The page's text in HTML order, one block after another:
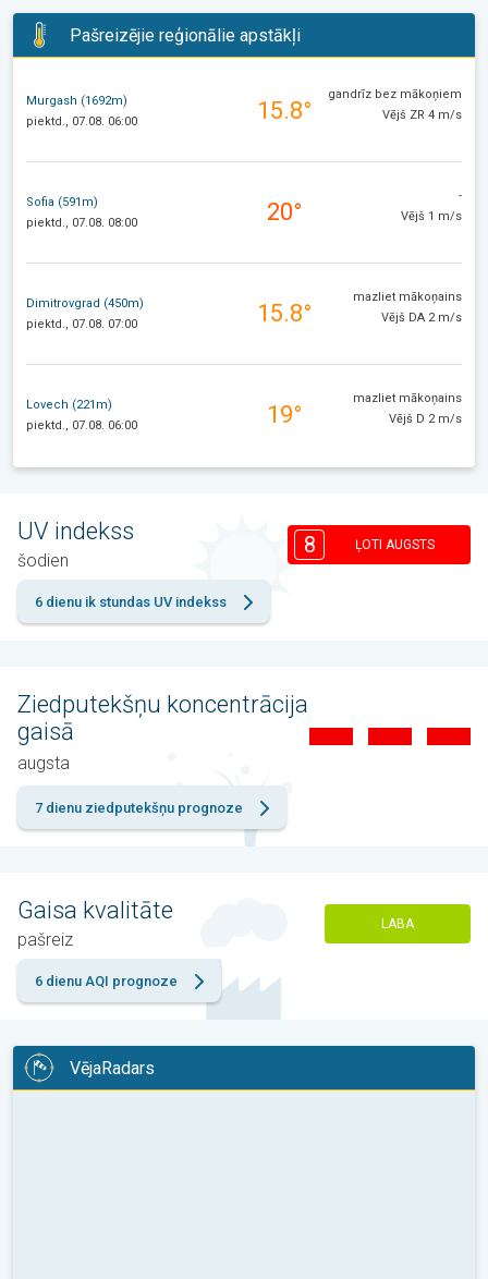
Pašreizējie reģionālie apstākļi
Murgash (1692m)
piektd., 07.08. 06:00
15.8°
gandrīz bez mākoņiem
Vējš ZR 4 m/s
Sofia (591m)
piektd., 07.08. 08:00
20°
-
Vējš 1 m/s
Dimitrovgrad (450m)
piektd., 07.08. 07:00
15.8°
mazliet mākoņains
Vējš DA 2 m/s
Lovech (221m)
piektd., 07.08. 06:00
19°
mazliet mākoņains
Vējš D 2 m/s
UV indekss
šodien
8 ĻOTI AUGSTS
6 dienu ik stundas UV indekss
Ziedputekšņu koncentrācija
gaisā
augsta
7 dienu ziedputekšņu prognoze
Gaisa kvalitāte
pašreiz
LABA
6 dienu AQI prognoze
VējaRadars